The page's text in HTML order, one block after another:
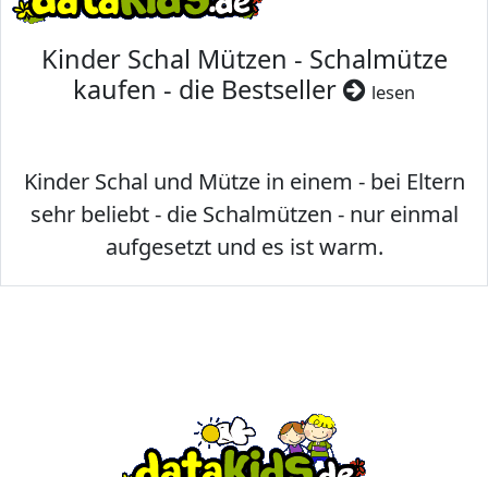
Kinder Schal Mützen - Schalmütze
kaufen - die Bestseller
lesen
Kinder Schal und Mütze in einem - bei Eltern
sehr beliebt - die Schalmützen - nur einmal
aufgesetzt und es ist warm.